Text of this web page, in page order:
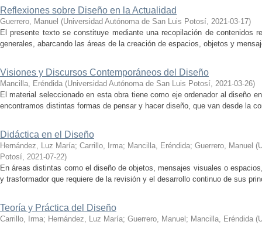
Reflexiones sobre Diseño en la Actualidad
Guerrero, Manuel (Universidad Autónoma de San Luis Potosí­, 2021-03-17)
El presente texto se constituye mediante una recopilación de contenidos
generales, abarcando las áreas de la creación de espacios, objetos y
Visiones y Discursos Contemporáneos del Diseño
Mancilla, Eréndida (Universidad Autónoma de San Luis Potosí­, 2021-03-26)
El material seleccionado en esta obra tiene como eje ordenador al diseño
encontramos distintas formas de pensar y hacer diseño, que van desde la
Didáctica en el Diseño
Hernández, Luz Marí­a; Carrillo, Irma; Mancilla, Eréndida; Guerrero, Manuel (
Potosí­, 2021-07-22)
En áreas distintas como el diseño de objetos, mensajes visuales o
y trasformador que requiere de la revisión y el desarrollo continuo de sus
Teoría y Práctica del Diseño
Carrillo, Irma; Hernández, Luz Marí­a; Guerrero, Manuel ; Mancilla, Eréndida (